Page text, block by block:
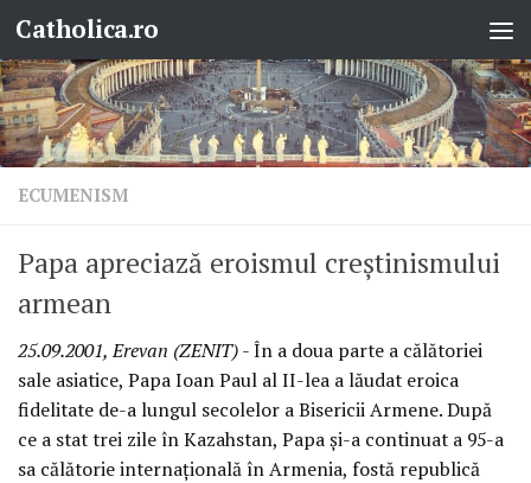
Skip to content
Catholica.ro
ECUMENISM
Papa apreciază eroismul creştinismului
armean
25.09.2001, Erevan (ZENIT)- În a doua parte a călătoriei
sale asiatice, Papa Ioan Paul al II-lea a lăudat eroica
fidelitate de-a lungul secolelor a Bisericii Armene. După
ce a stat trei zile în Kazahstan, Papa şi-a continuat a 95-a
sa călătorie internaţională în Armenia, fostă republică